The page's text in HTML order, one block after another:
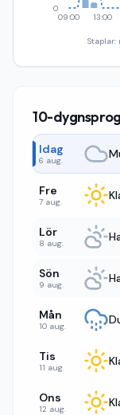
09:00 13:00
0
Staplar:
10-
Idag
6 aug.
Fre
7 aug.
Lör
8 aug.
Sön
9 aug.
Mån
10 aug.
Tis
11 aug.
Ons
12 aug.